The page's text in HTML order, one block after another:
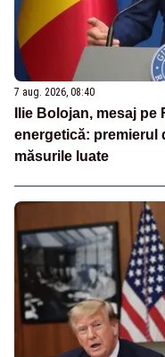
7 aug. 2026, 08:40
Ilie Bolojan, mesaj
energetică: premierul
măsurile luate